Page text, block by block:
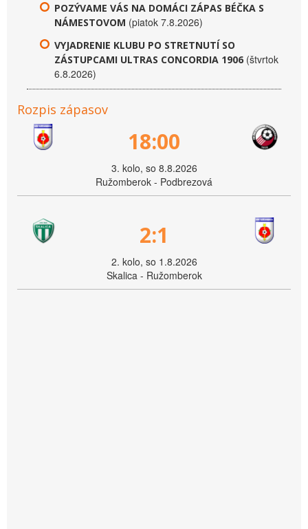
POZÝVAME VÁS NA DOMÁCI ZÁPAS BÉČKA S
NÁMESTOVOM (piatok 7.8.2026)
VYJADRENIE KLUBU PO STRETNUTÍ SO
ZÁSTUPCAMI ULTRAS CONCORDIA 1906 (štvrtok
6.8.2026)
Rozpis zápasov
18:00
3. kolo, so 8.8.2026
Ružomberok - Podbrezová
2:1
2. kolo, so 1.8.2026
Skalica - Ružomberok